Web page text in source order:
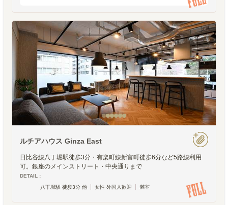
ち2軒は3つ星）「贅沢をしたい」という文脈
で、まっ先に思
ルチアハウス Ginza East
日比谷線八丁堀駅徒歩3分・有楽町線新富町徒歩6分など5路線利用
可。銀座のメインストリート・中央通りまで
DETAIL :
八丁堀駅 徒歩3分 他
女性 外国人歓迎 満室